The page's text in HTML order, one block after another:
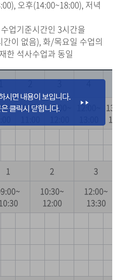
오후(14:00~18:00), 저녁
업기준시간인 3시간을
이 없음), 화/목요일 수업의
한 석사수업과 동일
2 3 4
10:00~ 11:00~
12:00~
1 2 3
10:30~
12:00
12:00~
13:30